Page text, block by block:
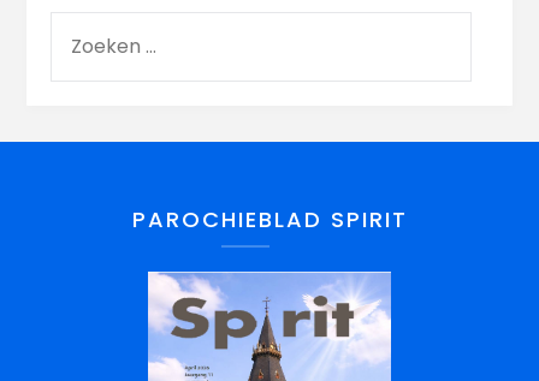
PAROCHIEBLAD SPIRIT